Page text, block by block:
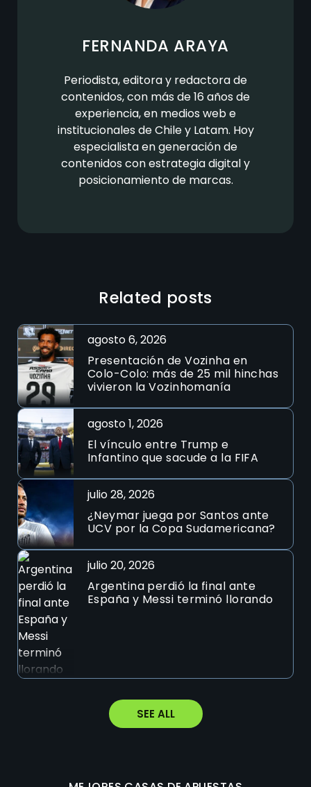
FERNANDA ARAYA
Periodista, editora y redactora de
contenidos, con más de 16 años de
experiencia, en medios web e
institucionales de Chile y Latam. Hoy
especialista en generación de
contenidos con estrategia digital y
posicionamiento de marcas.
Related posts
agosto 6, 2026
Presentación de Vozinha en
Colo-Colo: más de 25 mil hinchas
vivieron la Vozinhomanía
agosto 1, 2026
El vínculo entre Trump e
Infantino que sacude a la FIFA
julio 28, 2026
¿Neymar juega por Santos ante
UCV por la Copa Sudamericana?
julio 20, 2026
Argentina perdió la final ante
España y Messi terminó llorando
SEE ALL